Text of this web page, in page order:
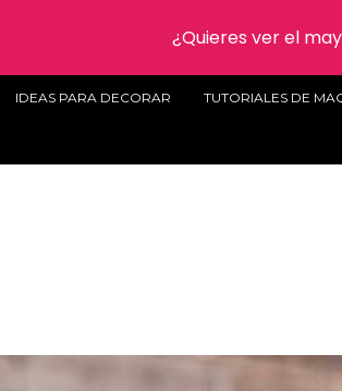
IDEAS PARA DECORAR TUTORIALES DE
¿Quieres ver el